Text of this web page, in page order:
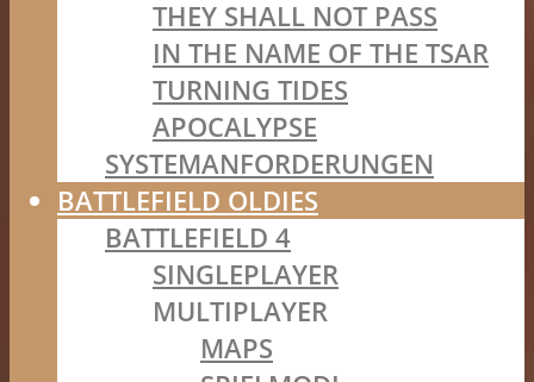
THEY SHALL NOT PASS
IN THE NAME OF THE TSAR
TURNING TIDES
APOCALYPSE
SYSTEMANFORDERUNGEN
BATTLEFIELD OLDIES
BATTLEFIELD 4
SINGLEPLAYER
MULTIPLAYER
MAPS